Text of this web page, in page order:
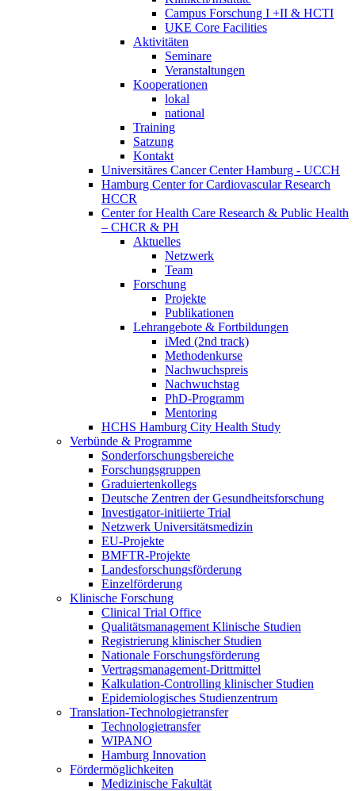
Campus Forschung I +II & HCTI
UKE Core Facilities
Aktivitäten
Seminare
Veranstaltungen
Kooperationen
lokal
national
Training
Satzung
Kontakt
Universitäres Cancer Center Hamburg - UCCH
Hamburg Center for Cardiovascular Research
HCCR
Center for Health Care Research & Public Health
– CHCR & PH
Aktuelles
Netzwerk
Team
Forschung
Projekte
Publikationen
Lehrangebote & Fortbildungen
iMed (2nd track)
Methodenkurse
Nachwuchspreis
Nachwuchstag
PhD-Programm
Mentoring
HCHS Hamburg City Health Study
Verbünde & Programme
Sonderforschungsbereiche
Forschungsgruppen
Graduiertenkollegs
Deutsche Zentren der Gesundheitsforschung
Investigator-initiierte Trial
Netzwerk Universitätsmedizin
EU-Projekte
BMFTR-Projekte
Landesforschungsförderung
Einzelförderung
Klinische Forschung
Clinical Trial Office
Qualitätsmanagement Klinische Studien
Registrierung klinischer Studien
Nationale Forschungsförderung
Vertragsmanagement-Drittmittel
Kalkulation-Controlling klinischer Studien
Epidemiologisches Studienzentrum
Translation-Technologietransfer
Technologietransfer
WIPANO
Hamburg Innovation
Fördermöglichkeiten
Medizinische Fakultät